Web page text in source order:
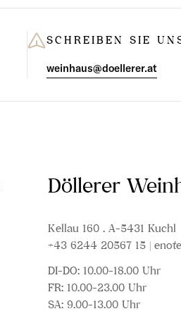
SCHREIBEN SIE
weinhaus@doellerer.at
Döllerer
Kellau 160 . A-5431 Kuchl
+43 6244 20567 15 |
DI-DO: 10.00-18.00 Uhr
FR: 10.00-23.00 Uhr
SA: 9.00-13.00 Uhr